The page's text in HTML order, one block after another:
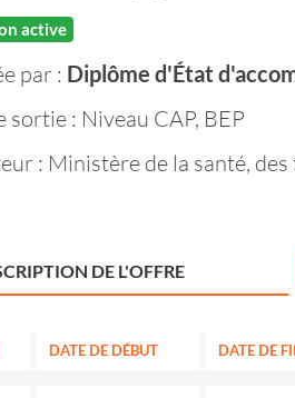
active
par : Diplôme d'État
sortie : Niveau CAP, BEP
: Ministère de la santé,
DE L'OFFRE
DATE DE DÉBUT DATE DE